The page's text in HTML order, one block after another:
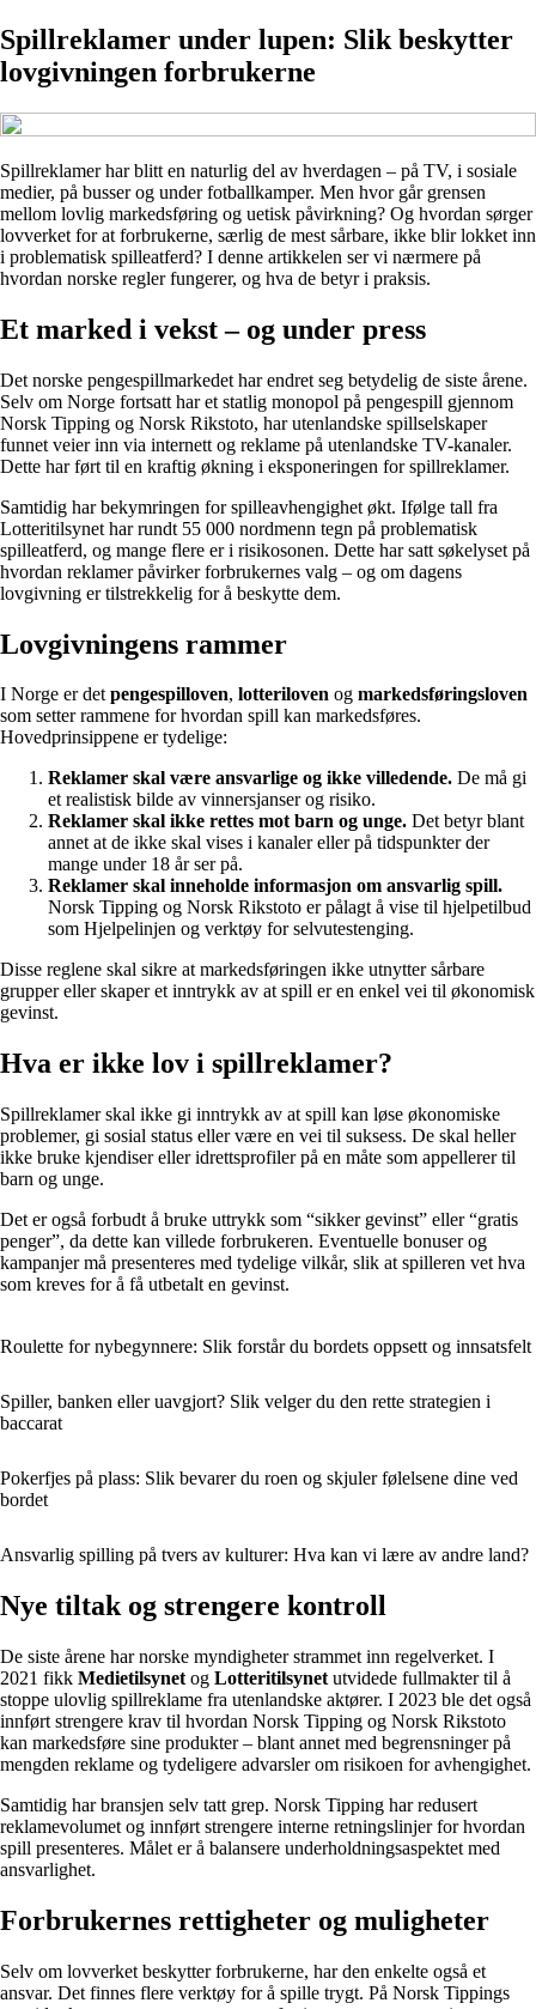
Spillreklamer under lupen: Slik beskytter
lovgivningen forbrukerne
Spillreklamer har blitt en naturlig del av hverdagen – på TV, i sosiale
medier, på busser og under fotballkamper. Men hvor går grensen
mellom lovlig markedsføring og uetisk påvirkning? Og hvordan sørger
lovverket for at forbrukerne, særlig de mest sårbare, ikke blir lokket inn
i problematisk spilleatferd? I denne artikkelen ser vi nærmere på
hvordan norske regler fungerer, og hva de betyr i praksis.
Et marked i vekst – og under press
Det norske pengespillmarkedet har endret seg betydelig de siste årene.
Selv om Norge fortsatt har et statlig monopol på pengespill gjennom
Norsk Tipping og Norsk Rikstoto, har utenlandske spillselskaper
funnet veier inn via internett og reklame på utenlandske TV-kanaler.
Dette har ført til en kraftig økning i eksponeringen for spillreklamer.
Samtidig har bekymringen for spilleavhengighet økt. Ifølge tall fra
Lotteritilsynet har rundt 55 000 nordmenn tegn på problematisk
spilleatferd, og mange flere er i risikosonen. Dette har satt søkelyset på
hvordan reklamer påvirker forbrukernes valg – og om dagens
lovgivning er tilstrekkelig for å beskytte dem.
Lovgivningens rammer
I Norge er detpengespilloven, lotteriloven og markedsføringsloven
som setter rammene for hvordan spill kan markedsføres.
Hovedprinsippene er tydelige:
Reklamer skal være ansvarlige og ikke villedende. De må gi
et realistisk bilde av vinnersjanser og risiko.
Reklamer skal ikke rettes mot barn og unge. Det betyr blant
annet at de ikke skal vises i kanaler eller på tidspunkter der
mange under 18 år ser på.
Reklamer skal inneholde informasjon om ansvarlig spill.
Norsk Tipping og Norsk Rikstoto er pålagt å vise til hjelpetilbud
som Hjelpelinjen og verktøy for selvutestenging.
Disse reglene skal sikre at markedsføringen ikke utnytter sårbare
grupper eller skaper et inntrykk av at spill er en enkel vei til økonomisk
gevinst.
Hva er ikke lov i spillreklamer?
Spillreklamer skal ikke gi inntrykk av at spill kan løse økonomiske
problemer, gi sosial status eller være en vei til suksess. De skal heller
ikke bruke kjendiser eller idrettsprofiler på en måte som appellerer til
barn og unge.
Det er også forbudt å bruke uttrykk som “sikker gevinst” eller “gratis
penger”, da dette kan villede forbrukeren. Eventuelle bonuser og
kampanjer må presenteres med tydelige vilkår, slik at spilleren vet hva
som kreves for å få utbetalt en gevinst.
Roulette for nybegynnere: Slik forstår du bordets oppsett og innsatsfelt
Spiller, banken eller uavgjort? Slik velger du den rette strategien i
baccarat
Pokerfjes på plass: Slik bevarer du roen og skjuler følelsene dine ved
bordet
Ansvarlig spilling på tvers av kulturer: Hva kan vi lære av andre land?
Nye tiltak og strengere kontroll
De siste årene har norske myndigheter strammet inn regelverket. I
2021 fikk Medietilsynet og Lotteritilsynet utvidede fullmakter til å
stoppe ulovlig spillreklame fra utenlandske aktører. I 2023 ble det også
innført strengere krav til hvordan Norsk Tipping og Norsk Rikstoto
kan markedsføre sine produkter – blant annet med begrensninger på
mengden reklame og tydeligere advarsler om risikoen for avhengighet.
Samtidig har bransjen selv tatt grep. Norsk Tipping har redusert
reklamevolumet og innført strengere interne retningslinjer for hvordan
spill presenteres. Målet er å balansere underholdningsaspektet med
ansvarlighet.
Forbrukernes rettigheter og muligheter
Selv om lovverket beskytter forbrukerne, har den enkelte også et
ansvar. Det finnes flere verktøy for å spille trygt. På Norsk Tippings